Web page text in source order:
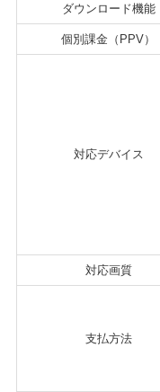
ダウンロード機能
個別課金（PPV）
対応デバイス
対応画質
支払方法